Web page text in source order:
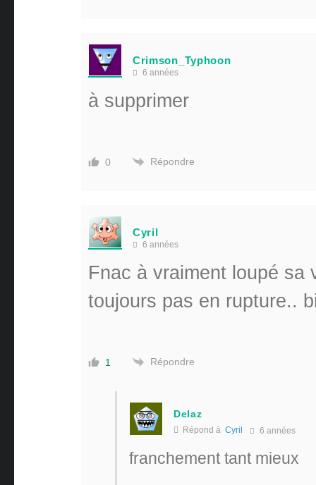
Crimson_Typhoon
6 années
à supprimer
0 Répondre
Cyril
6 années
Fnac à vraiment loupé
toujours pas en rupture..
1 Répondre
Delaz
Répond à Cyril 6 années
franchement tant mieux